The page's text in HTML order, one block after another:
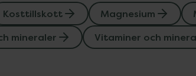
Kosttillskott Magnesium
mineraler Vitaminer och